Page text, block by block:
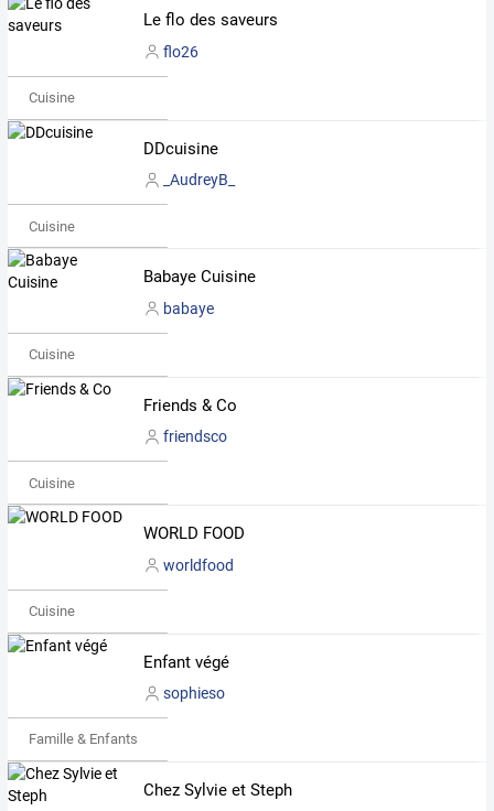
Le flo des saveurs
flo26
Cuisine
DDcuisine
_AudreyB_
Cuisine
Babaye Cuisine
babaye
Cuisine
Friends & Co
friendsco
Cuisine
WORLD FOOD
worldfood
Cuisine
Enfant végé
sophieso
Famille & Enfants
Chez Sylvie et Steph